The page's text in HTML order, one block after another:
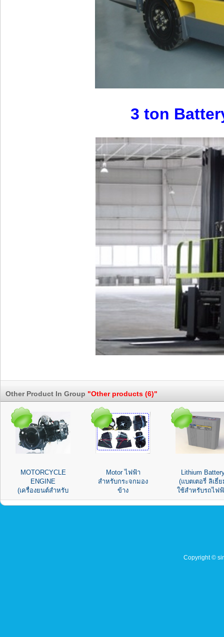
3 ton
Other Product In Group "Other products (6)"
MOTORCYCLE
ENGINE
(เครื่องยนต์สำหรับ
มอเตอร์ไซด์)
Motor ไฟฟ้า
สำหรับกระจกมอง
ข้าง
Lithium
(แบตเตอรี่ ลิเธี่
ใช้สำหรับรถไฟ
Copyright ©